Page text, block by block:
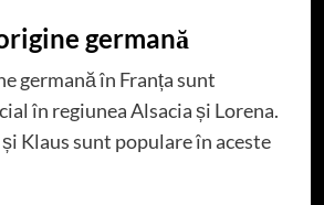
germană
germană în Franța sunt
în regiunea Alsacia și Lorena.
Klaus sunt populare în aceste